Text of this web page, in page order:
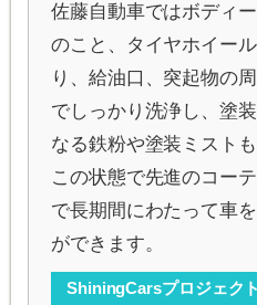
佐藤自動車ではボディ
のこと、タイヤホイー
り、給油口、突起物の
でしっかり洗浄し、塗
なる鉄粉や塗装ミストも
この状態で先進のコー
で長期間にわたって車
ができます。
ShiningCarsプロジェクト